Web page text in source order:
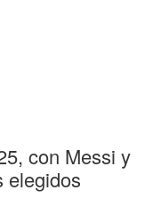
con Messi y
elegidos